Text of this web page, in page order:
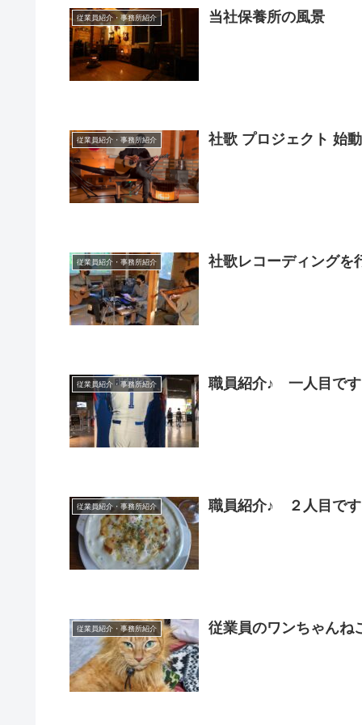
従業員紹介・事務所紹介 当社保養所の風景
従業員紹介・事務所紹介 社歌 プロジェクト 始動
従業員紹介・事務所紹介 社歌レコーディングを
従業員紹介・事務所紹介 職員紹介♪ 一人目です
従業員紹介・事務所紹介 職員紹介♪ ２人目です
従業員紹介・事務所紹介 従業員のワンちゃんね